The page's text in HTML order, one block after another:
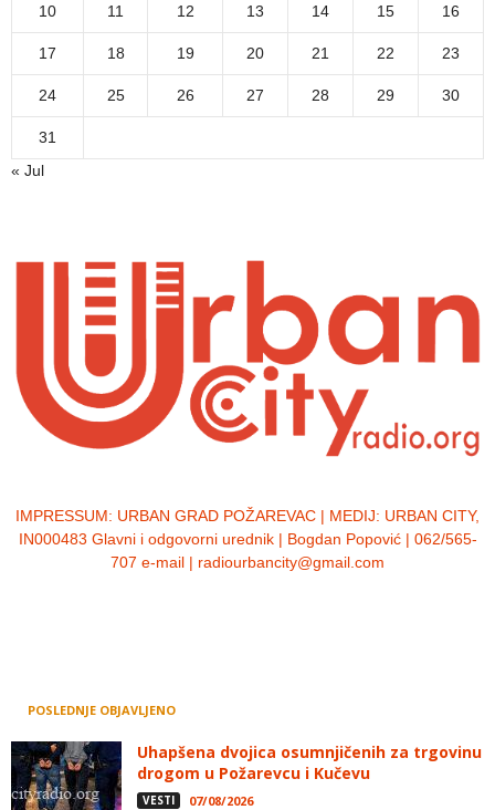
10 11 12 13 14 15 16
17 18 19 20 21 22 23
24 25 26 27 28 29 30
31
« Jul
IMPRESSUM: URBAN GRAD POŽAREVAC | MEDIJ: URBAN CITY,
IN000483 Glavni i odgovorni urednik | Bogdan Popović | 062/565-
707 e-mail | radiourbancity@gmail.com
POSLEDNJE OBJAVLJENO
Uhapšena dvojica osumnjičenih za trgovinu
drogom u Požarevcu i Kučevu
VESTI 07/08/2026